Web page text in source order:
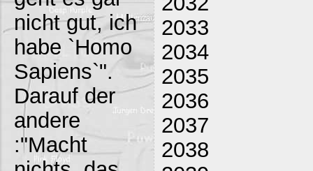
nicht gut, ich
habe `Homo
Sapiens`".
Darauf der
andere
:"Macht
2033
2034
2035
2036
2037
2038